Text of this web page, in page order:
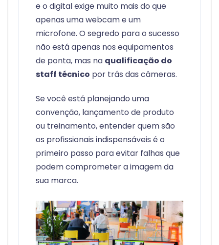
e o digital exige muito mais do que
apenas uma webcam e um
microfone. O segredo para o sucesso
não está apenas nos equipamentos
de ponta, mas na qualificação do
staff técnico por trás das câmeras.
Se você está planejando uma
convenção, lançamento de produto
ou treinamento, entender quem são
os profissionais indispensáveis é o
primeiro passo para evitar falhas que
podem comprometer a imagem da
sua marca.